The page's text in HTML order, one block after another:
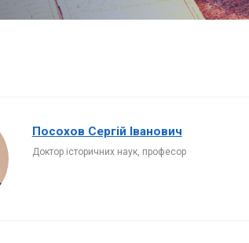
Посохов Сергій Іванович
Доктор історичних наук, професор